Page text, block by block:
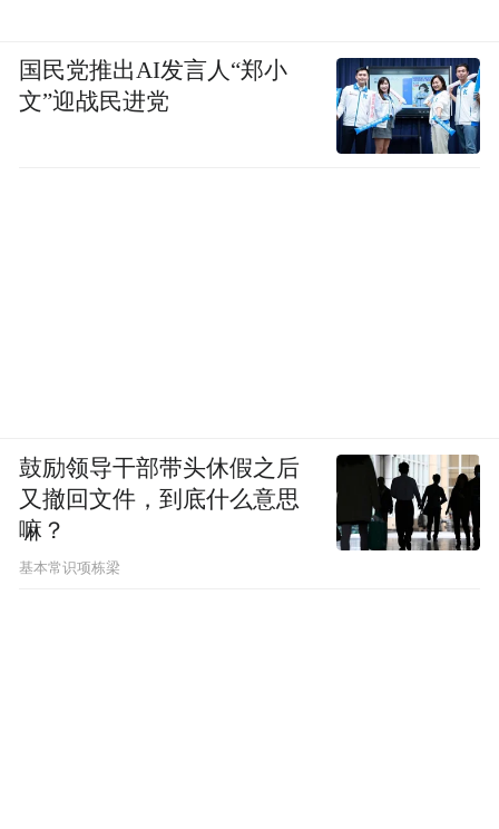
国民党推出AI发言人“郑小
文”迎战民进党
鼓励领导干部带头休假之后
又撤回文件，到底什么意思
嘛？
基本常识项栋梁